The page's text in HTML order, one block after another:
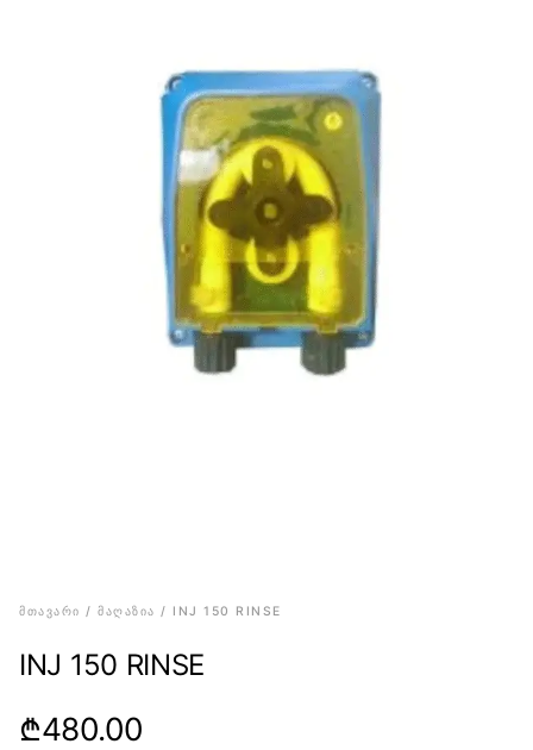
ᲛᲗᲐᲕᲐᲠᲘ / ᲛᲐᲦᲐᲖᲘᲐ / INJ 150 RINSE
INJ 150 RINSE
₾480.00